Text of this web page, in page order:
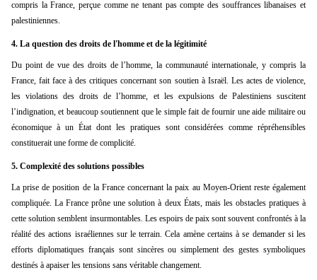
compris la France, perçue comme ne tenant pas compte des souffrances libanaises et
palestiniennes.
4. La question des droits de l'homme et de la légitimité
Du point de vue des droits de l’homme, la communauté internationale, y compris la
France, fait face à des critiques concernant son soutien à Israël. Les actes de violence,
les violations des droits de l’homme, et les expulsions de Palestiniens suscitent
l’indignation, et beaucoup soutiennent que le simple fait de fournir une aide militaire ou
économique à un État dont les pratiques sont considérées comme répréhensibles
constituerait une forme de complicité.
5. Complexité des solutions possibles
La prise de position de la France concernant la paix au Moyen-Orient reste également
compliquée. La France prône une solution à deux États, mais les obstacles pratiques à
cette solution semblent insurmontables. Les espoirs de paix sont souvent confrontés à la
réalité des actions israéliennes sur le terrain. Cela amène certains à se demander si les
efforts diplomatiques français sont sincères ou simplement des gestes symboliques
destinés à apaiser les tensions sans véritable changement.